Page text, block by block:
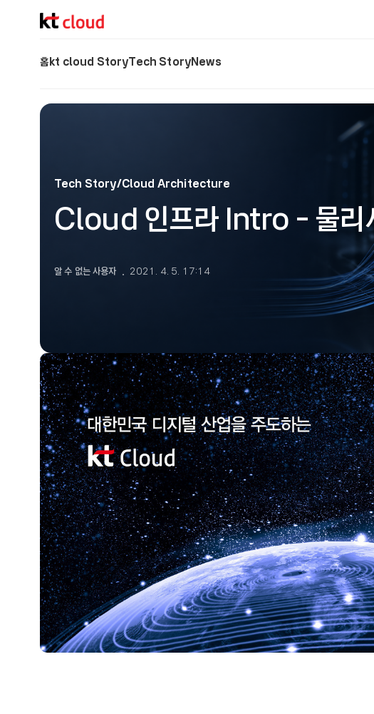
기술 블로그 (Tech) | kt cloud
홈 kt cloud StoryTech StoryNews
Tech Story/Cloud Architecture
Cloud 인프라 Intro - 물리
알 수 없는 사용자 2021. 4. 5. 17:14